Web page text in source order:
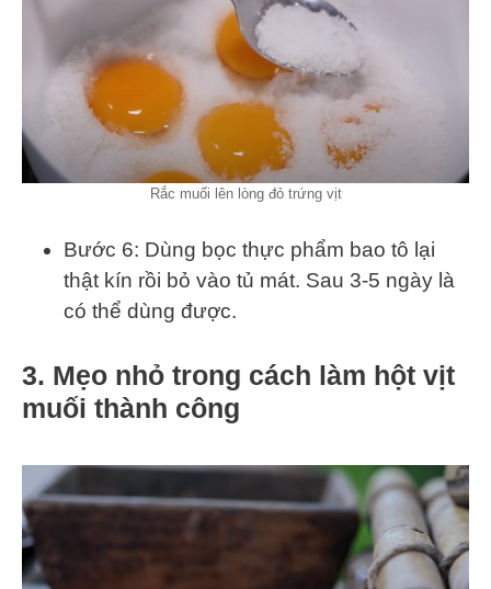
Rắc muối lên lòng đỏ trứng vịt
Bước 6: Dùng bọc thực phẩm bao tô lại
thật kín rồi bỏ vào tủ mát. Sau 3-5 ngày là
có thể dùng được.
3. Mẹo nhỏ trong cách làm hột vịt
muối thành công